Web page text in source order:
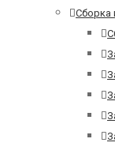
Сборка